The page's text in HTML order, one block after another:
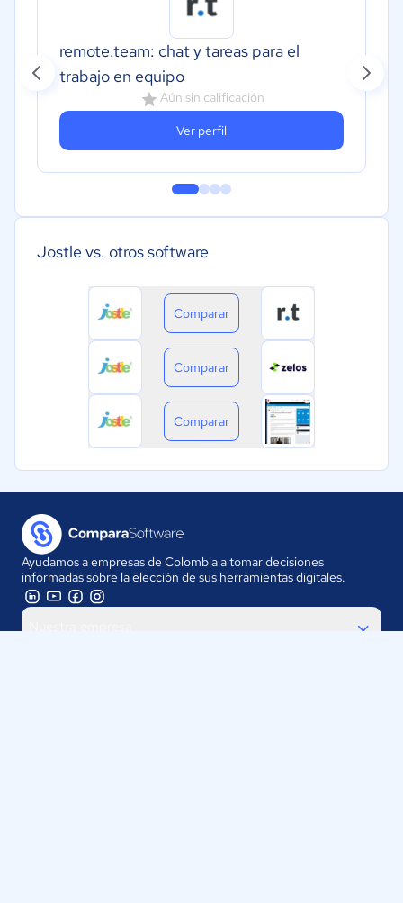
remote.team: chat y tareas para el
trabajo en equipo
Aún sin calificación
Ver perfil
Jostle vs. otros software
Comparar
Comparar
Comparar
Ayudamos a empresas de Colombia a tomar decisiones
informadas sobre la elección de sus herramientas digitales.